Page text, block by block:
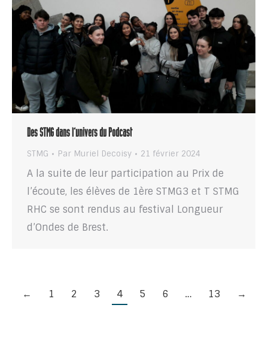
Des STMG dans l’univers du Podcast
STMG Par Muriel Decoisy 21 février 2024
A la suite de leur participation au Prix de
l’écoute, les élèves de 1ère STMG3 et T STMG
RHC se sont rendus au festival Longueur
d’Ondes de Brest.
← 1 2 3 4 5 6 … 13 →